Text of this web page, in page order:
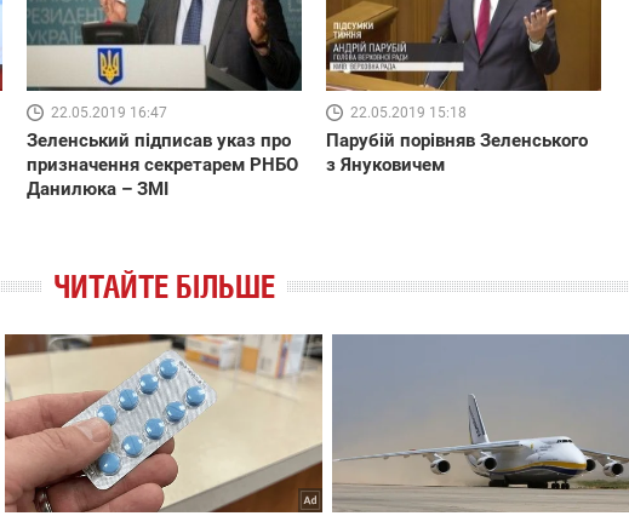
22.05.2019 16:47
Зеленський підписав указ про
призначення секретарем РНБО
Данилюка – ЗМІ
22.05.2019 15:18
Парубій порівняв Зеленського
з Януковичем
ЧИТАЙТЕ БІЛЬШЕ